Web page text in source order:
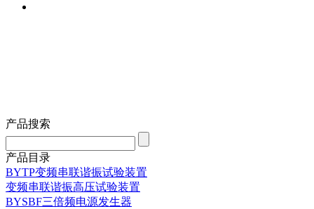
产品搜索
产品目录
BYTP变频串联谐振试验装置
变频串联谐振高压试验装置
BYSBF三倍频电源发生器